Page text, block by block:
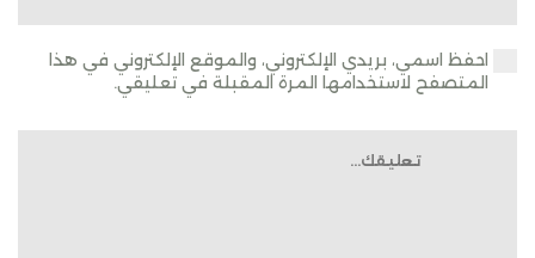
احفظ اسمي، بريدي الإلكتروني، والموقع الإلكتروني في هذا
المتصفح لاستخدامها المرة المقبلة في تعليقي.